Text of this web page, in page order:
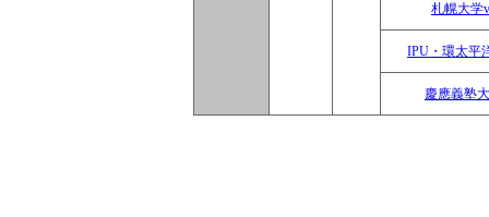
札幌大学
IPU・環太平
慶應義塾